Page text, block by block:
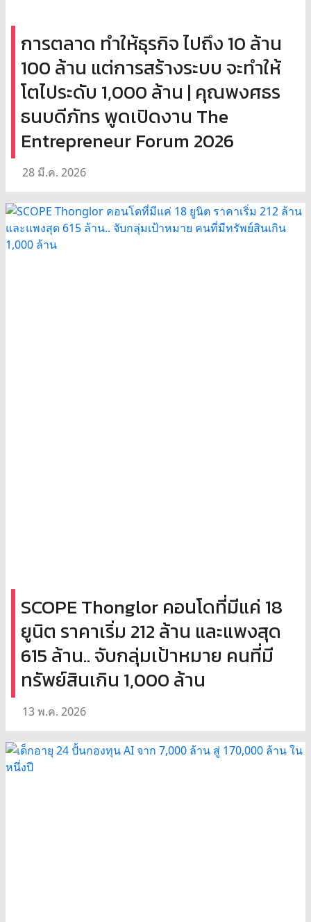
การตลาด ทำให้ธุรกิจ ไปถึง 10 ล้าน
100 ล้าน แต่การสร้างระบบ จะทำให้
โตไประดับ 1,000 ล้าน | คุณพงศธร
ธนบดีภัทร พูดเปิดงาน The
Entrepreneur Forum 2026
28 มี.ค. 2026
SCOPE Thonglor คอนโดที่มีแค่ 18
ยูนิต ราคาเริ่ม 212 ล้าน และแพงสุด
615 ล้าน.. จับกลุ่มเป้าหมาย คนที่มี
ทรัพย์สินเกิน 1,000 ล้าน
13 พ.ค. 2026